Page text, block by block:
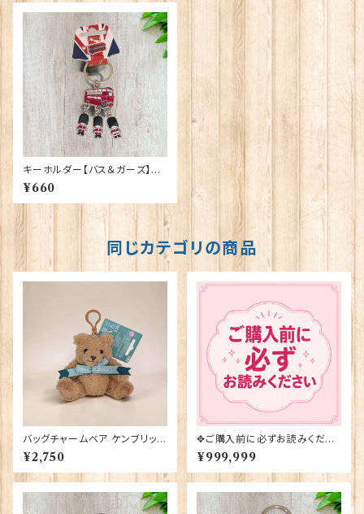
キーホルダー【バス＆ガーズ】A&
S Gift 90425
¥660
同じカテゴリの商品
バッグチャームベア ケンブリッジ
大学 Elgate Products 904
28
¥2,750
✥ご購入前に必ずお読みくださ
い✥
¥999,999